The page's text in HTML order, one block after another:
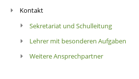
Kontakt
Sekretariat und Schulleitung
Lehrer mit besonderen Aufgaben
Weitere Ansprechpartner